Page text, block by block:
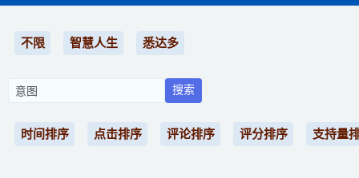
不限 智慧人生 悉达多
搜索
时间排序 点击排序 评论排序 评分排序 支持量